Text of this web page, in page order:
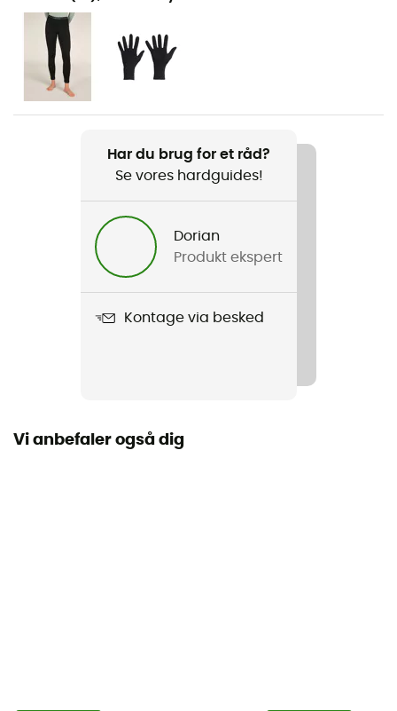
Vandreture / Ski / Skiture / Trekking / Det daglige liv /
Ski / Snowboard / Ski freeride
Dame
260 Tech LS Crewe
Har du brug for et råd?
Se vores hardguides!
Dorian
Produkt ekspert
Kontage via besked
Vi anbefaler også dig